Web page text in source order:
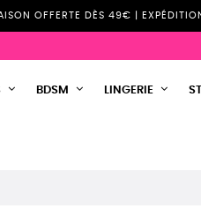
OFFERTE DÈS 49€ |
BDSM LINGERIE